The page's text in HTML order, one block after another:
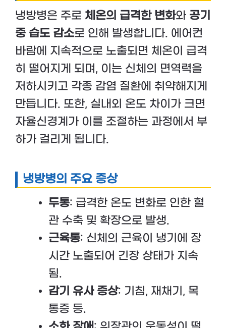
냉방병은 주로 체온의 급격한 변화와 공기
중 습도 감소로 인해 발생합니다. 에어컨
바람에 지속적으로 노출되면 체온이 급격
히 떨어지게 되며, 이는 신체의 면역력을
저하시키고 각종 감염 질환에 취약해지게
만듭니다. 또한, 실내외 온도 차이가 크면
자율신경계가 이를 조절하는 과정에서 부
하가 걸리게 됩니다.
냉방병의 주요 증상
두통: 급격한 온도 변화로 인한 혈
관 수축 및 확장으로 발생.
근육통: 신체의 근육이 냉기에 장
시간 노출되어 긴장 상태가 지속
됨.
감기 유사 증상: 기침, 재채기, 목
통증 등.